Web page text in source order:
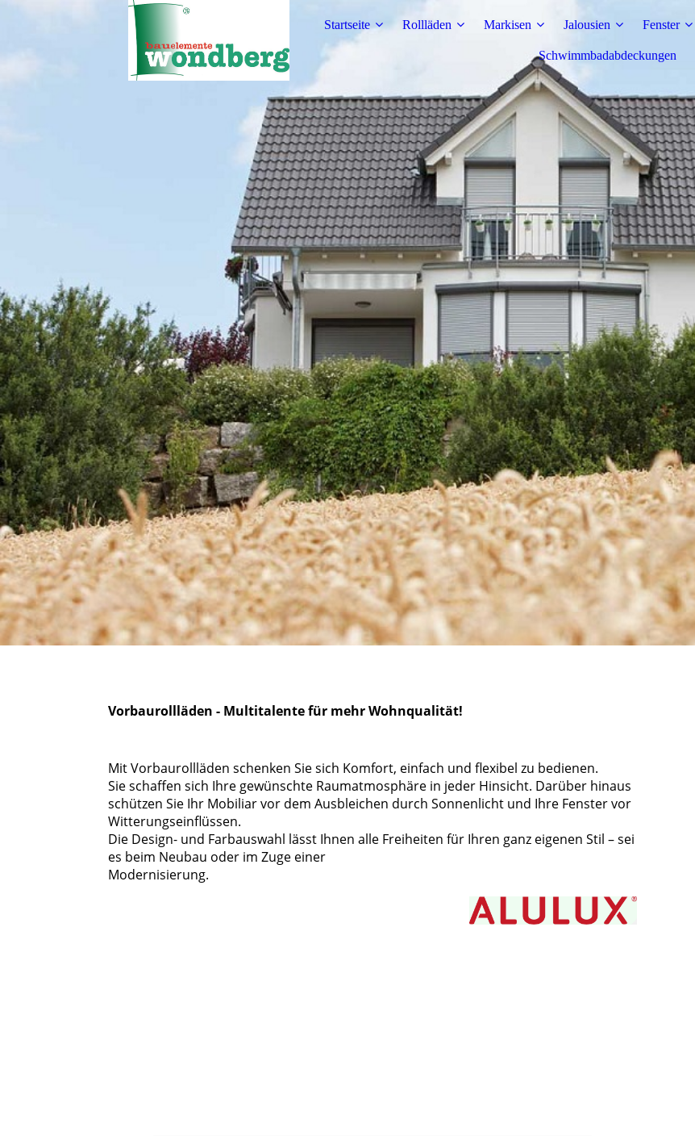
Startseite Rollläden Markisen Jalousien Fenster
Schwimmbadabdeckungen
Vorbaurollläden - Multitalente für mehr Wohnqualität!
Mit Vorbaurollläden schenken Sie sich Komfort, einfach und flexibel zu bedienen.
Sie schaffen sich Ihre gewünschte Raumatmosphäre in jeder Hinsicht. Darüber hinaus
schützen Sie Ihr Mobiliar vor dem Ausbleichen durch Sonnenlicht und Ihre Fenster vor
Witterungseinflüssen.
Die Design- und Farbauswahl lässt Ihnen alle Freiheiten für Ihren ganz eigenen Stil – sei
es beim Neubau oder im Zuge einer
Modernisierung.